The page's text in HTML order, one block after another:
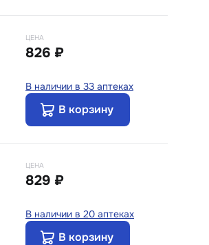
ЦЕНА
826 ₽
В наличии в 33 аптеках
В корзину
ЦЕНА
829 ₽
В наличии в 20 аптеках
В корзину